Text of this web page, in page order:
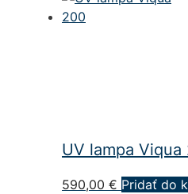
UV lampa Viqua
590,00 € Pridať do